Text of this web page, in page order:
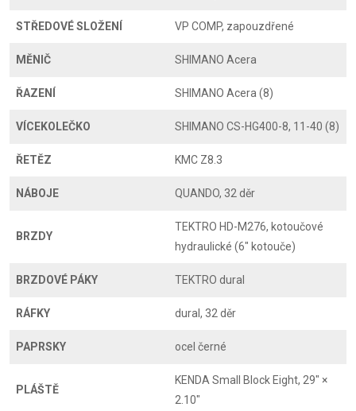
STŘEDOVÉ SLOŽENÍ VP COMP, zapouzdřené
MĚNIČ SHIMANO Acera
ŘAZENÍ SHIMANO Acera (8)
VÍCEKOLEČKO SHIMANO CS-HG400-8, 11-40 (8)
ŘETĚZ KMC Z8.3
NÁBOJE QUANDO, 32 děr
BRZDY
TEKTRO HD-M276, kotoučové
hydraulické (6" kotouče)
BRZDOVÉ PÁKY TEKTRO dural
RÁFKY dural, 32 děr
PAPRSKY ocel černé
PLÁŠTĚ
KENDA Small Block Eight, 29" ×
2.10"